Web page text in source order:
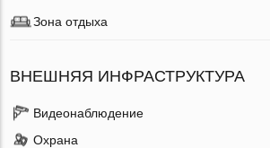
Зона отдыха
ВНЕШНЯЯ ИНФРАСТРУКТУРА
Видеонаблюдение
Охрана